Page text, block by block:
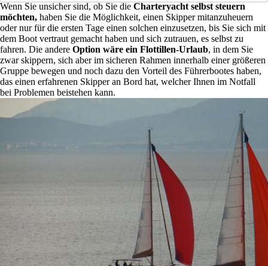
Wenn Sie unsicher sind, ob Sie die Charteryacht selbst steuern
möchten, haben Sie die Möglichkeit, einen Skipper mitanzuheuern
oder nur für die ersten Tage einen solchen einzusetzen, bis Sie sich mit
dem Boot vertraut gemacht haben und sich zutrauen, es selbst zu
fahren. Die andere Option wäre ein Flottillen-Urlaub, in dem Sie
zwar skippern, sich aber im sicheren Rahmen innerhalb einer größeren
Gruppe bewegen und noch dazu den Vorteil des Führerbootes haben,
das einen erfahrenen Skipper an Bord hat, welcher Ihnen im Notfall
bei Problemen beistehen kann.